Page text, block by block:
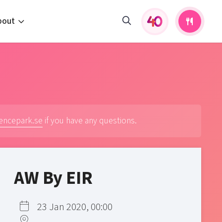
if you have any questions.
AW By EIR
23 Jan 2020, 00:00